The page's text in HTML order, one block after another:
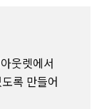
웃렛에서
록 만들어